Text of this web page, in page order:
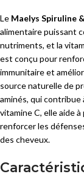
Le Maelys Spiruline
alimentaire puissant
nutriments, et la
est conçu pour
immunitaire et
source naturelle de
aminés, qui contribue
vitamine C, elle aide
renforcer les
des cheveux.